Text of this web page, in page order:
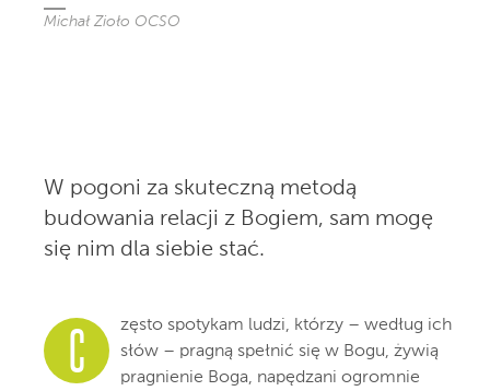
Michał Zioło OCSO
W pogoni za skuteczną metodą
budowania relacji z Bogiem, sam mogę
się nim dla siebie stać.
C
zęsto spotykam ludzi, którzy – według ich
słów – pragną spełnić się w Bogu, żywią
pragnienie Boga, napędzani ogromnie